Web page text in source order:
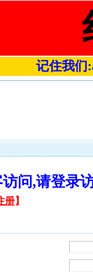
记住我们
访问,请登
册】